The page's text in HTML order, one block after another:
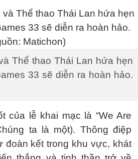
Thể thao Thái Lan hứa hẹn
33 sẽ diễn ra hoàn hảo.
của lễ khai mạc là “We Are
ta là một). Thông điệp
đoàn kết trong khu vực, khát